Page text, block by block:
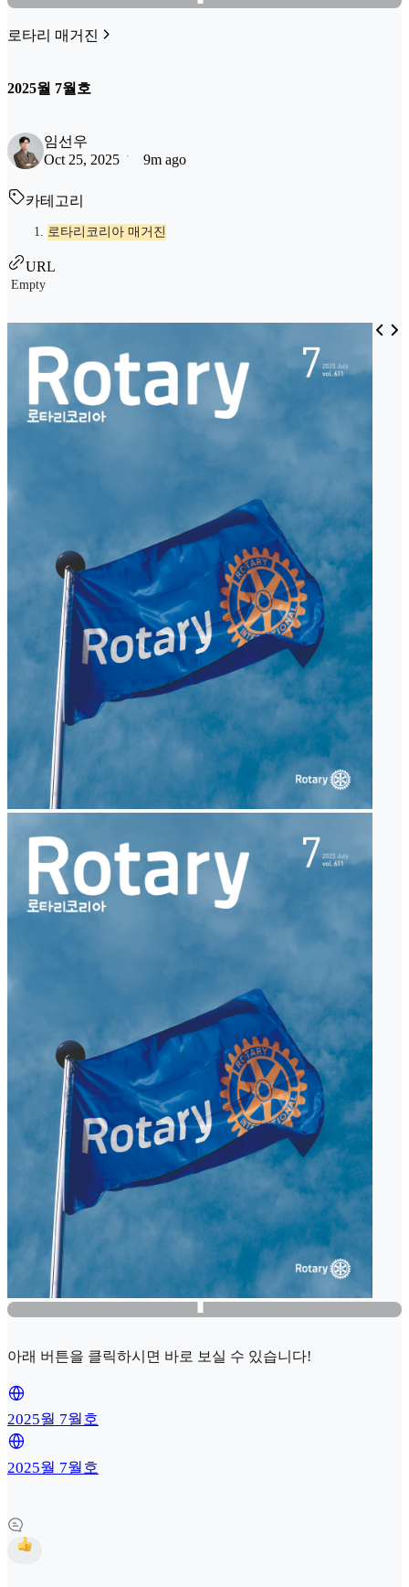
로타리 매거진
2025월 7월호
임선우
Oct 25, 2025
9m ago
카테고리
로타리코리아 매거진
URL
Empty
아래 버튼을 클릭하시면 바로 보실 수 있습니다!
2025월 7월호
2025월 7월호